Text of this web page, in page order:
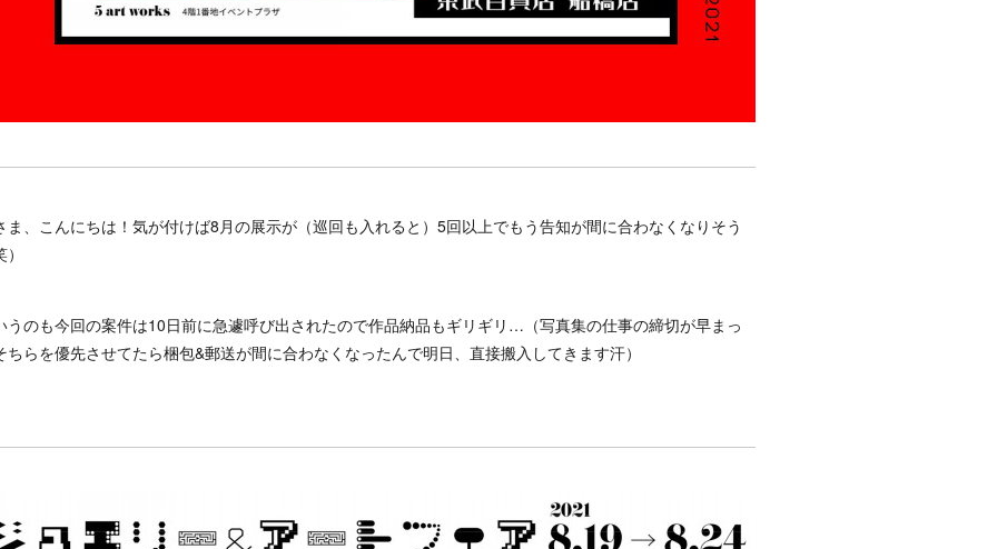
ま、こんにちは！気が付けば8月の展示が（巡回も入れると）5回以上でもう告知が間に合わなくなりそう
うのも今回の案件は10日前に急遽呼び出されたので作品納品もギリギリ…（写真集の仕事の締切が早まっ
ちらを優先させてたら梱包&郵送が間に合わなくなったんで明日、直接搬入してきます汗）